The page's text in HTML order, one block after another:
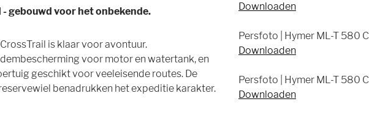
gebouwd voor het onbekende.
is klaar voor avontuur.
voor motor en watertank, en
geschikt voor veeleisende routes. De
benadrukken het expeditie karakter.
Downloaden
Persfoto | Hymer ML-T 580
Downloaden
Persfoto | Hymer ML-T 580
Downloaden